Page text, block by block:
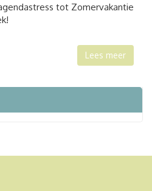
tot Zomervakantie
Lees meer